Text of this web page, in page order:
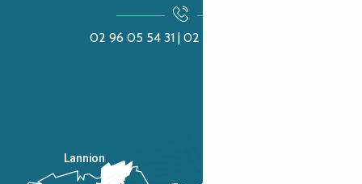
02 96 05 54 31 | 02 96 04 04 57
Lannion